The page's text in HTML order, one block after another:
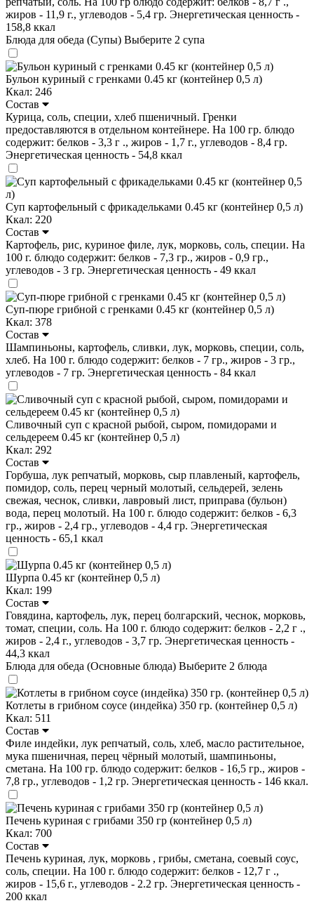
жиров - 11,9 г., углеводов - 5,4 гр. Энергетическая ценность -
158,8 ккал
Блюда для обеда (Супы) Выберите 2 супа
Бульон куриный с гренками 0.45 кг (контейнер 0,5 л)
Ккал: 246
Состав
Курица, соль, специи, хлеб пшеничный. Гренки
предоставляются в отдельном контейнере. На 100 гр. блюдо
содержит: белков - 3,3 г ., жиров - 1,7 г., углеводов - 8,4 гр.
Энергетическая ценность - 54,8 ккал
Суп картофельный с фрикадельками 0.45 кг (контейнер 0,5 л)
Ккал: 220
Состав
Картофель, рис, куриное филе, лук, морковь, соль, специи. На
100 г. блюдо содержит: белков - 7,3 гр., жиров - 0,9 гр.,
углеводов - 3 гр. Энергетическая ценность - 49 ккал
Суп-пюре грибной с гренками 0.45 кг (контейнер 0,5 л)
Ккал: 378
Состав
Шампиньоны, картофель, сливки, лук, морковь, специи, cоль,
хлеб. На 100 г. блюдо содержит: белков - 7 гр., жиров - 3 гр.,
углеводов - 7 гр. Энергетическая ценность - 84 ккал
Сливочный суп с красной рыбой, сыром, помидорами и
сельдереем 0.45 кг (контейнер 0,5 л)
Ккал: 292
Состав
Горбуша, лук репчатый, морковь, сыр плавленый, картофель,
помидор, соль, перец черный молотый, сельдерей, зелень
свежая, чеснок, сливки, лавровый лист, приправа (бульон)
вода, перец молотый. На 100 г. блюдо содержит: белков - 6,3
гр., жиров - 2,4 гр., углеводов - 4,4 гр. Энергетическая
ценность - 65,1 ккал
Шурпа 0.45 кг (контейнер 0,5 л)
Ккал: 199
Состав
Говядина, картофель, лук, перец болгарский, чеснок, морковь,
томат, специи, соль. На 100 г. блюдо содержит: белков - 2,2 г .,
жиров - 2,4 г., углеводов - 3,7 гр. Энергетическая ценность -
44,3 ккал
Блюда для обеда (Основные блюда) Выберите 2 блюда
Котлеты в грибном соусе (индейка) 350 гр. (контейнер 0,5 л)
Ккал: 511
Состав
Филе индейки, лук репчатый, соль, хлеб, масло растительное,
мука пшеничная, перец чёрный молотый, шампиньоны,
сметана. На 100 гр. блюдо содержит: белков - 16,5 гр., жиров -
7,8 гр., углеводов - 1,2 гр. Энергетическая ценность - 146 ккал.
Печень куриная с грибами 350 гр (контейнер 0,5 л)
Ккал: 700
Состав
Печень куриная, лук, морковь , грибы, сметана, соевый соус,
соль, специи. На 100 г. блюдо содержит: белков - 12,7 г .,
жиров - 15,6 г., углеводов - 2.2 гр. Энергетическая ценность -
200 ккал